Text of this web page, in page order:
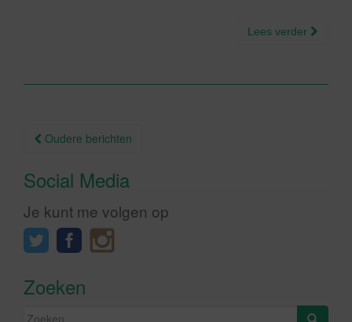
Lees verder
Berichtnavigatie
Oudere berichten
Social Media
Je kunt me volgen op
Zoeken
Zoeken